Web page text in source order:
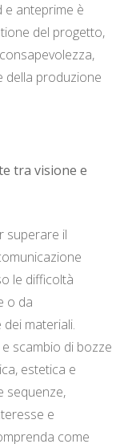
e anteprime è
del progetto,
della produzione
tra visione e
superare il
le difficoltà
o da
materiali.
scambio di bozze
estetica e
sequenze,
e
come